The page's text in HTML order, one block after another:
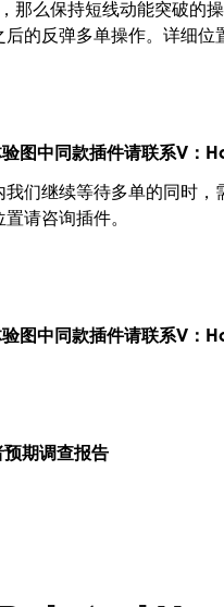
那么保持短线动能突破的
的反弹多单操作。详细位
图中 同款插件请联系V：
们继续等待多单的同时，
请咨询插件。
图中 同款插件请联系V：
期调查报告